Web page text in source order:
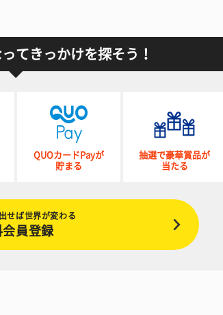
てきっかけを探そう！
QUOカードPayが
貯まる
抽選で豪華賞品が
当たる
せば世界が変わる
会員登録